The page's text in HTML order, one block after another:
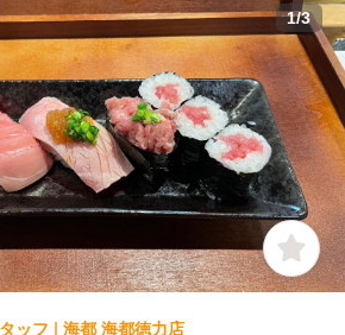
1/3
ッフ | 海都 海都徳力店